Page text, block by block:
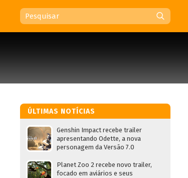
ÚLTIMAS NOTÍCIAS
Genshin Impact recebe trailer
apresentando Odette, a nova
personagem da Versão 7.0
Planet Zoo 2 recebe novo trailer,
focado em aviários e seus